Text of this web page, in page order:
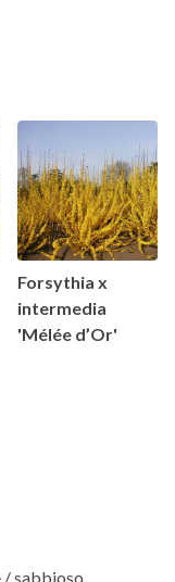
Forsythia x
intermedia
'Mélée d’Or'
sabbioso